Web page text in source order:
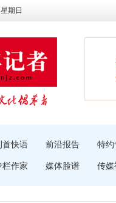
期日
首快语 前沿报告 特约
栏作家 媒体脸谱 传媒